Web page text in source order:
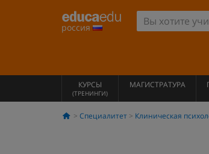
россия
КУРСЫ
(ТРЕНИНГИ)
МАГИСТРАТУРА
Специалитет Клиническая